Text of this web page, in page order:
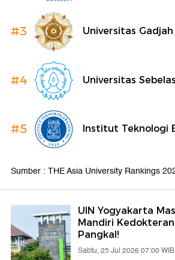
#3 Universitas
#4 Universitas
#5 Institut Teknologi
Sumber : THE Asia University Rankings
UIN Yogyakarta
Mandiri
Pangkal!
Sabtu, 25 Jul 2026 07:00 WIB